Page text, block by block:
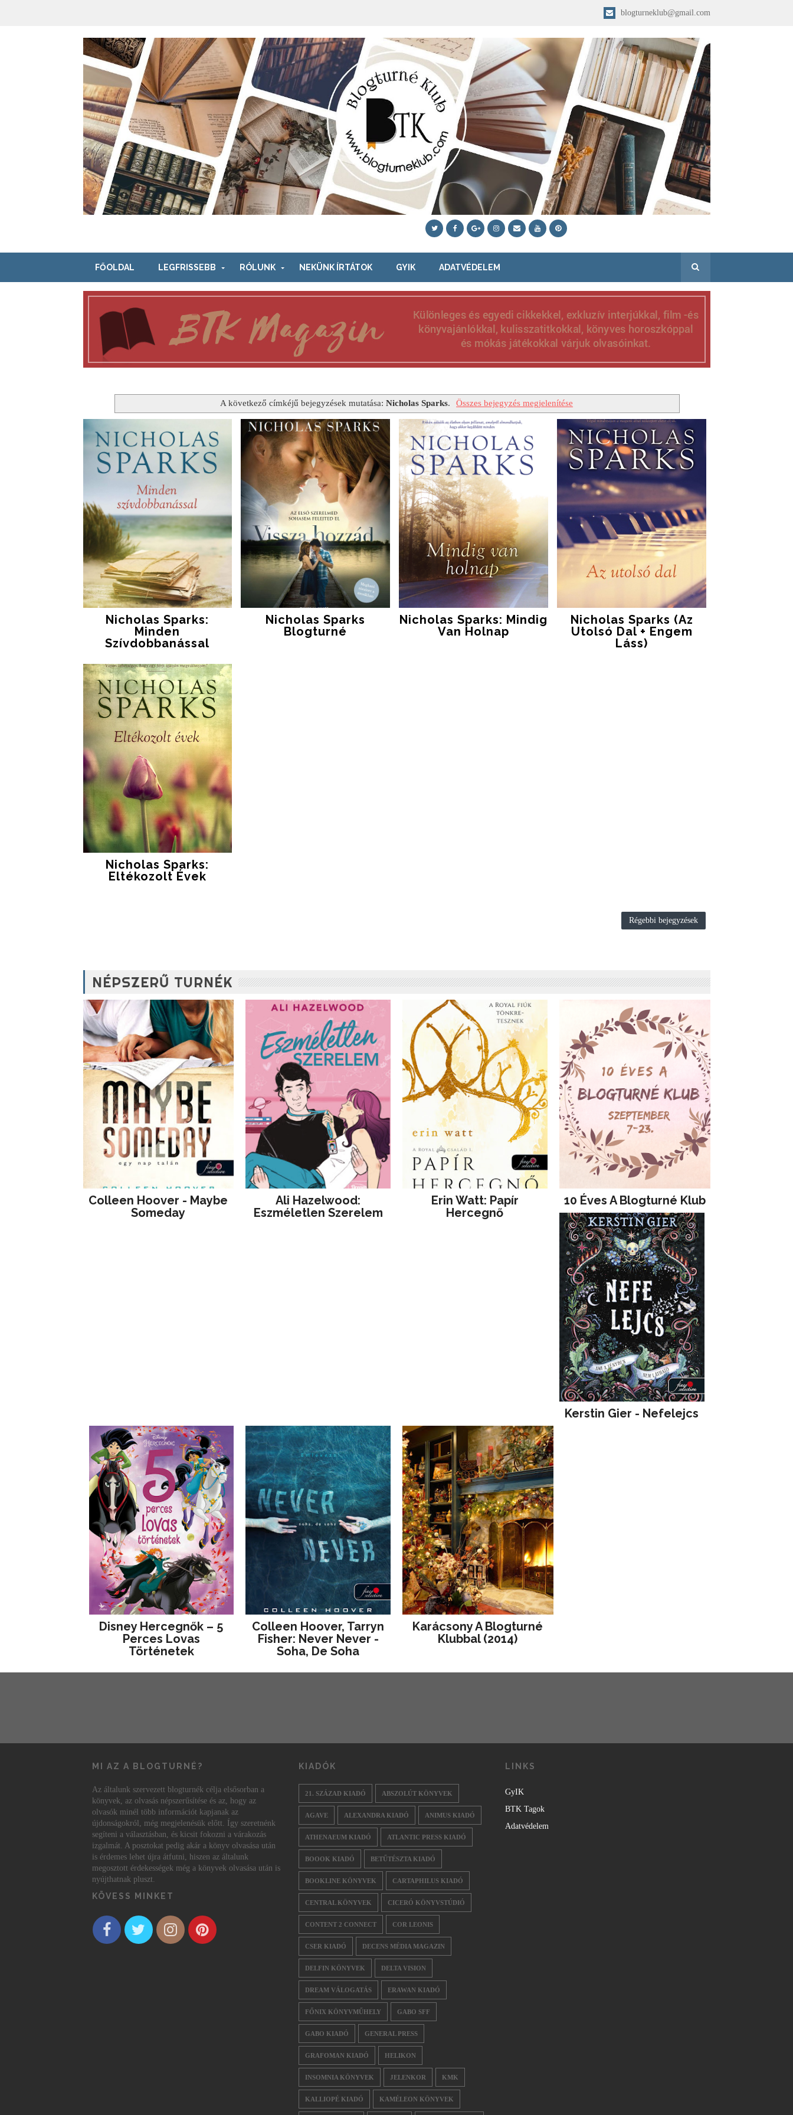
blogturneklub@gmail.com
FŐOLDAL LEGFRISSEBB RÓLUNK NEKÜNK ÍRTÁTOK GYIK ADATVÉDELEM
A következő címkéjű bejegyzések mutatása: Nicholas Sparks. Összes bejegyzés megjelenítése
Nicholas Sparks:
Minden
Szívdobbanással
Nicholas Sparks
Blogturné
Nicholas Sparks: Mindig
Van Holnap
Nicholas Sparks (Az
Utolsó Dal + Engem
Láss)
Nicholas Sparks:
Eltékozolt Évek
Régebbi bejegyzések
NÉPSZERŰ TURNÉK
Colleen Hoover - Maybe
Someday
Ali Hazelwood:
Eszméletlen Szerelem
Erin Watt: Papír
Hercegnő
10 Éves A Blogturné Klub
Kerstin Gier - Nefelejcs
Disney ​Hercegnők – 5
Perces Lovas
Történetek
Colleen Hoover, Tarryn
Fisher: Never Never -
Soha, De Soha
Karácsony A Blogturné
Klubbal (2014)
MI AZ A BLOGTURNÉ?
Az általunk szervezett blogturnék célja elsősorban a
könyvek, az olvasás népszerűsítése és az, hogy az
olvasók minél több információt kapjanak az
újdonságokról, még megjelenésük előtt. Így szeretnénk
segíteni a választásban, és kicsit fokozni a várakozás
izgalmát. A posztokat pedig akár a könyv olvasása után
is érdemes lehet újra átfutni, hiszen az általunk
megosztott érdekességek még a könyvek olvasása után is
nyújthatnak pluszt.
KÖVESS MINKET
KIADÓK
21. SZÁZAD KIADÓ ABSZOLÚT KÖNYVEK
AGAVE ALEXANDRA KIADÓ ANIMUS KIADÓ
ATHENAEUM KIADÓ ATLANTIC PRESS KIADÓ
BOOOK KIADÓ BETŰTÉSZTA KIADÓ
BOOKLINE KÖNYVEK CARTAPHILUS KIADÓ
CENTRAL KÖNYVEK CICERÓ KÖNYVSTÚDIÓ
CONTENT 2 CONNECT COR LEONIS
CSER KIADÓ DECENS MÉDIA MAGAZIN
DELFIN KÖNYVEK DELTA VISION
DREAM VÁLOGATÁS ERAWAN KIADÓ
FŐNIX KÖNYVMŰHELY GABO SFF
GABO KIADÓ GENERAL PRESS
GRAFOMAN KIADÓ HELIKON
INSOMNIA KÖNYVEK JELENKOR KMK
KALLIOPÉ KIADÓ KAMÉLEON KÖNYVEK
LINKS
GyIK
BTK Tagok
Adatvédelem